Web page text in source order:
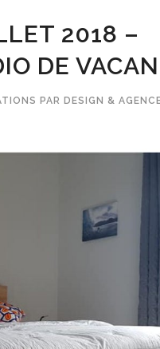
2018 –
DE
PAR DESIGN &